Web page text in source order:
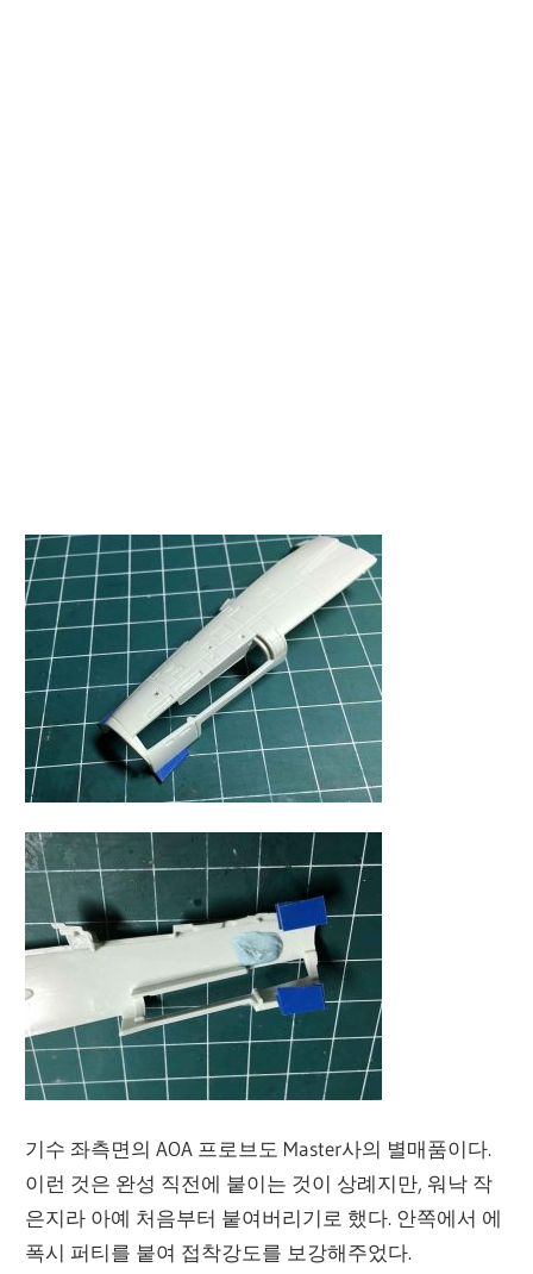
기수 좌측면의 AOA 프로브도 Master사의 별매품이다.
이런 것은 완성 직전에 붙이는 것이 상례지만, 워낙 작
은지라 아예 처음부터 붙여버리기로 했다. 안쪽에서 에
폭시 퍼티를 붙여 접착강도를 보강해주었다.